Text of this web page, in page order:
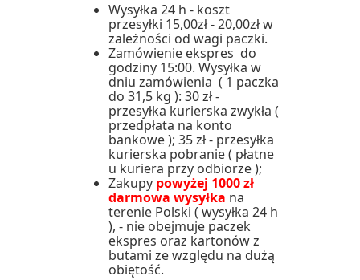
Wysyłka 24 h - koszt
przesyłki 15,00zł - 20,00zł w
zależności od wagi paczki.
Zamówienie ekspres do
godziny 15:00. Wysyłka w
dniu zamówienia ( 1 paczka
do 31,5 kg ): 30 zł -
przesyłka kurierska zwykła (
przedpłata na konto
bankowe ); 35 zł - przesyłka
kurierska pobranie ( płatne
u kuriera przy odbiorze );
Zakupy powyżej 1000 zł
darmowa wysyłka na
terenie Polski ( wysyłka 24 h
), - nie obejmuje paczek
ekspres oraz kartonów z
butami ze względu na dużą
obiętość.